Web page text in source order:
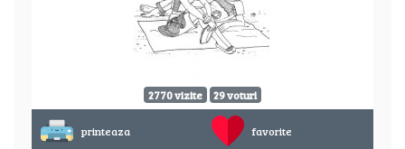
2770 vizite 29 voturi
printeaza favorite